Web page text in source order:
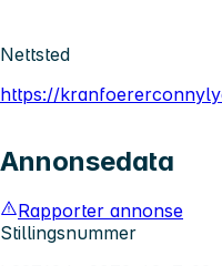
Nettsted
https://
Annonsedata
Rapporter annonse
Stillingsnummer